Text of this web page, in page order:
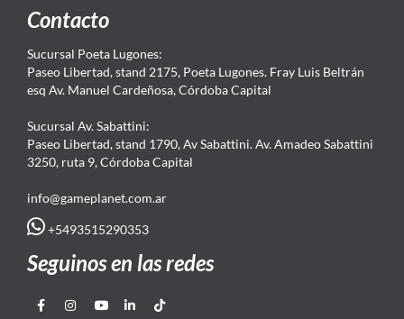
Contacto
Sucursal Poeta Lugones:
Paseo Libertad, stand 2175, Poeta Lugones. Fray Luis Beltrán
esq Av. Manuel Cardeñosa, Córdoba Capital
Sucursal Av. Sabattini:
Paseo Libertad, stand 1790, Av Sabattini. Av. Amadeo Sabattini
3250, ruta 9, Córdoba Capital
info@gameplanet.com.ar
+5493515290353
Seguinos en las redes